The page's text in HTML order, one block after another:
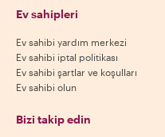
Ev sahipleri
Ev sahibi yardım merkezi
Ev sahibi iptal politikası
Ev sahibi şartlar ve koşulları
Ev sahibi olun
Bizi takip edin